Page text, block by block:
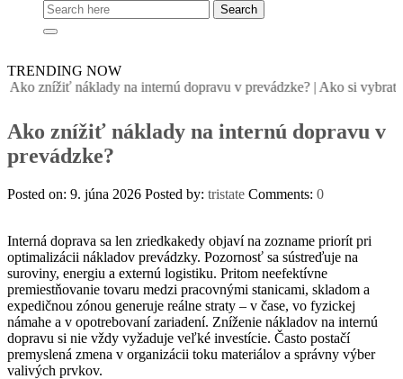
TRENDING NOW
Ako znížiť náklady na internú dopravu v prevádzke?|Ako si vybrať
Ako znížiť náklady na internú dopravu v
prevádzke?
Posted on: 9. júna 2026 Posted by: tristate Comments: 0
Interná doprava sa len zriedkakedy objaví na zozname priorít pri
optimalizácii nákladov prevádzky. Pozornosť sa sústreďuje na
suroviny, energiu a externú logistiku. Pritom neefektívne
premiestňovanie tovaru medzi pracovnými stanicami, skladom a
expedičnou zónou generuje reálne straty – v čase, vo fyzickej
námahe a v opotrebovaní zariadení. Zníženie nákladov na internú
dopravu si nie vždy vyžaduje veľké investície. Často postačí
premyslená zmena v organizácii toku materiálov a správny výber
valivých prvkov.